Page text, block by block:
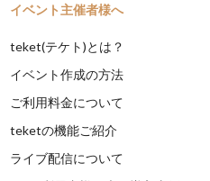
イベント主催者様へ
teket(テケト)とは？
イベント作成の方法
ご利用料金について
teketの機能ご紹介
ライブ配信について